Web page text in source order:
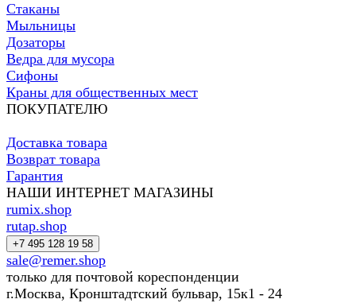
Стаканы
Мыльницы
Дозаторы
Ведра для мусора
Сифоны
Краны для общественных мест
ПОКУПАТЕЛЮ
Доставка товара
Возврат товара
Гарантия
НАШИ ИНТЕРНЕТ МАГАЗИНЫ
rumix.shop
rutap.shop
+7 495 128 19 58
sale@remer.shop
только для почтовой кореспонденции
г.Москва, Кронштадтский бульвар, 15к1 - 24